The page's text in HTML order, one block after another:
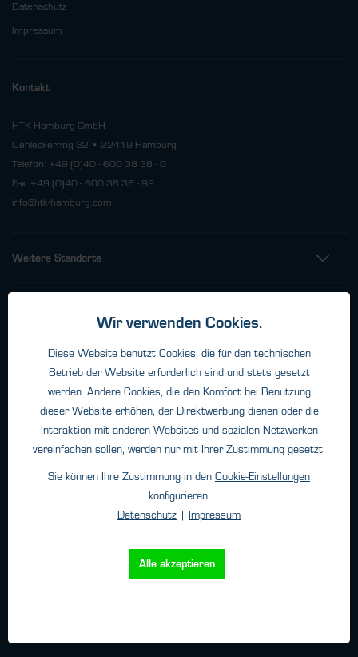
Datenschutz
Impressum
Kontakt
HTK Hamburg GmbH
Oehleckerring 32 • 22419 Hamburg
Telefon: +49 (0)40 - 600 38 38 - 0
Fax: +49 (0)40 - 600 38 38 - 99
info@htk-hamburg.com
Weitere Standorte
Unternehmen
Newsletter
Ich habe
die
zur Kenntnis genommen.
Wir verwenden Cookies.
Diese Website benutzt Cookies, die für den technischen
Betrieb der Website erforderlich sind und stets gesetzt
werden. Andere Cookies, die den Komfort bei Benutzung
dieser Website erhöhen, der Direktwerbung dienen oder die
Interaktion mit anderen Websites und sozialen Netzwerken
vereinfachen sollen, werden nur mit Ihrer Zustimmung gesetzt.
Sie können Ihre Zustimmung in den Cookie-Einstellungen
konfigurieren.
Datenschutz
Impressum
Alle akzeptieren